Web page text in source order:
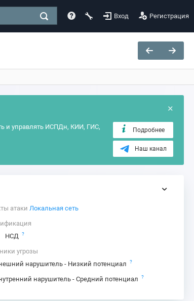
Вход Регистрация
×
и управлять ИСПДн, КИИ, ГИС,
Подробнее
Наш канал
атакиЛокальная сеть
НСД ?
угрозы
нарушитель - Низкий потенциал
?
нарушитель - Средний потенциал ?